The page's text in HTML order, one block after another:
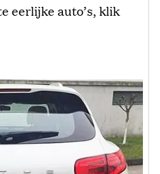
eerlijke auto’s, klik